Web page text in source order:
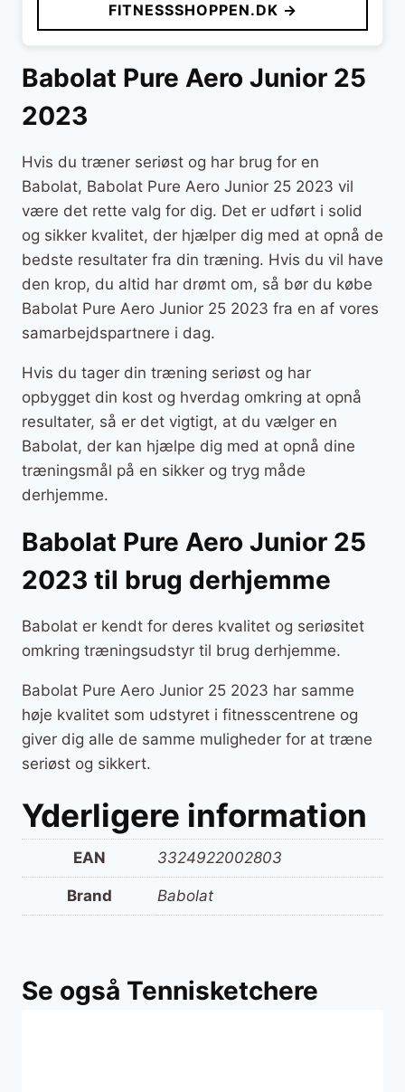
FITNESSSHOPPEN.DK →
Babolat Pure Aero Junior 25
2023
Hvis du træner seriøst og har brug for en
Babolat, Babolat Pure Aero Junior 25 2023 vil
være det rette valg for dig. Det er udført i solid
og sikker kvalitet, der hjælper dig med at opnå de
bedste resultater fra din træning. Hvis du vil have
den krop, du altid har drømt om, så bør du købe
Babolat Pure Aero Junior 25 2023 fra en af vores
samarbejdspartnere i dag.
Hvis du tager din træning seriøst og har
opbygget din kost og hverdag omkring at opnå
resultater, så er det vigtigt, at du vælger en
Babolat, der kan hjælpe dig med at opnå dine
træningsmål på en sikker og tryg måde
derhjemme.
Babolat Pure Aero Junior 25
2023 til brug derhjemme
Babolat er kendt for deres kvalitet og seriøsitet
omkring træningsudstyr til brug derhjemme.
Babolat Pure Aero Junior 25 2023 har samme
høje kvalitet som udstyret i fitnesscentrene og
giver dig alle de samme muligheder for at træne
seriøst og sikkert.
Yderligere information
EAN 3324922002803
Brand Babolat
Se også Tennisketchere